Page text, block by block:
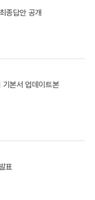
종답안 공개
본서 업데이트본
표